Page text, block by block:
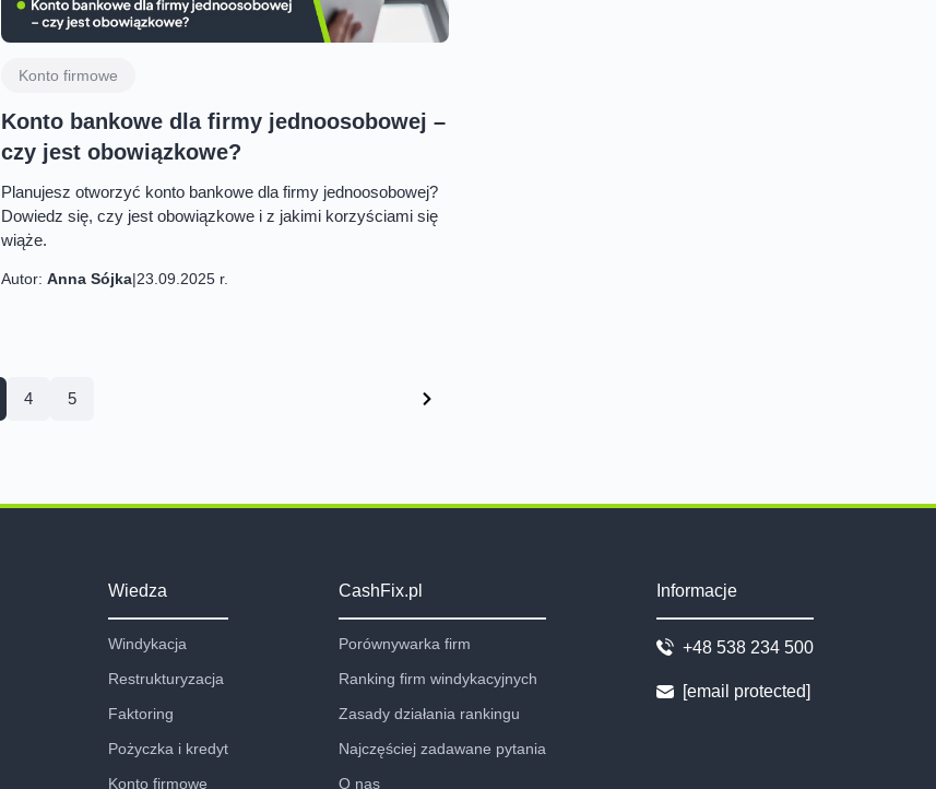
Konto firmowe
Konto bankowe dla firmy jednoosobowej –
czy jest obowiązkowe?
Planujesz otworzyć konto bankowe dla firmy jednoosobowej?
Dowiedz się, czy jest obowiązkowe i z jakimi korzyściami się
wiąże.
Autor: Anna Sójka|23.09.2025 r.
4 5
Wiedza
Windykacja
Restrukturyzacja
Faktoring
Pożyczka i kredyt
Konto firmowe
CashFix.pl
Porównywarka firm
Ranking firm windykacyjnych
Zasady działania rankingu
Najczęściej zadawane pytania
O nas
Informacje
+48 538 234 500
[email protected]